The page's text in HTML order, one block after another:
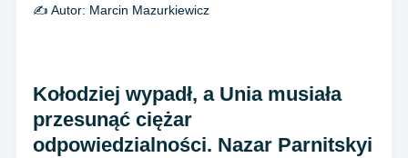
✍️ Autor: Marcin Mazurkiewicz
Kołodziej wypadł, a Unia musiała
przesunąć ciężar
odpowiedzialności. Nazar Parnitskyi